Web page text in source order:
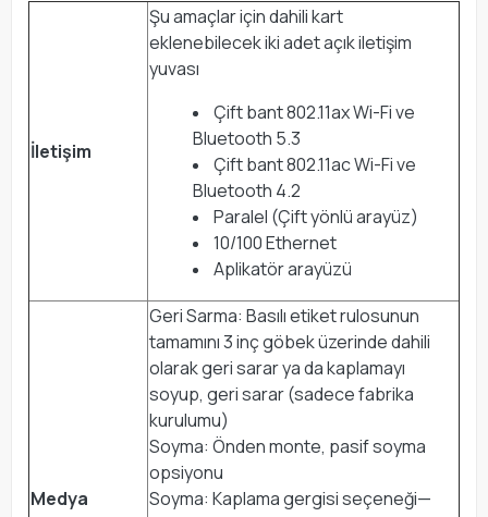
İletişim
Şu amaçlar için dahili kart
eklenebilecek iki adet açık iletişim
yuvası
Çift bant 802.11ax Wi-Fi ve
Bluetooth 5.3
Çift bant 802.11ac Wi-Fi ve
Bluetooth 4.2
Paralel (Çift yönlü arayüz)
10/100 Ethernet
Aplikatör arayüzü
Medya
Geri Sarma: Basılı etiket rulosunun
tamamını 3 inç göbek üzerinde dahili
olarak geri sarar ya da kaplamayı
soyup, geri sarar (sadece fabrika
kurulumu)
Soyma: Önden monte, pasif soyma
opsiyonu
Soyma: Kaplama gergisi seçeneği—